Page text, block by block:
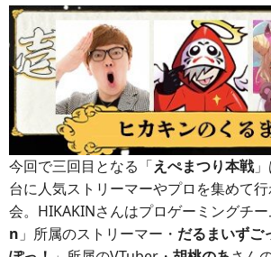
今回で三回目となる「えぺまつり本戦
台に人気ストリーマーやプロを集めて
会。HIKAKINさんはプロゲーミングチ
n 」所属のストリーマー・ だるまいずご